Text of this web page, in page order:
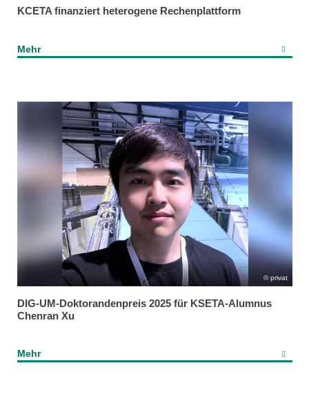
KCETA finanziert heterogene Rechenplattform
Mehr
privat
DIG-UM-Doktorandenpreis 2025 für KSETA-Alumnus
Chenran Xu
Mehr